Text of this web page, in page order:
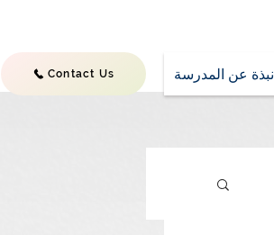
Contact Us نبذة عن المدرسة